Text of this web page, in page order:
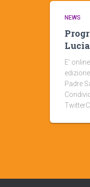
NEWS
Lucia
E’
Padre